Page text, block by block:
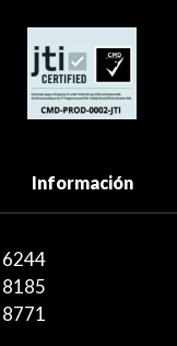
Información
6244